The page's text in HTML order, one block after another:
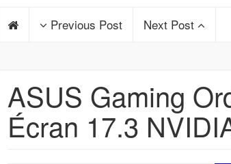
Previous Post Next Post
ASUS Gaming
Écran 17.3